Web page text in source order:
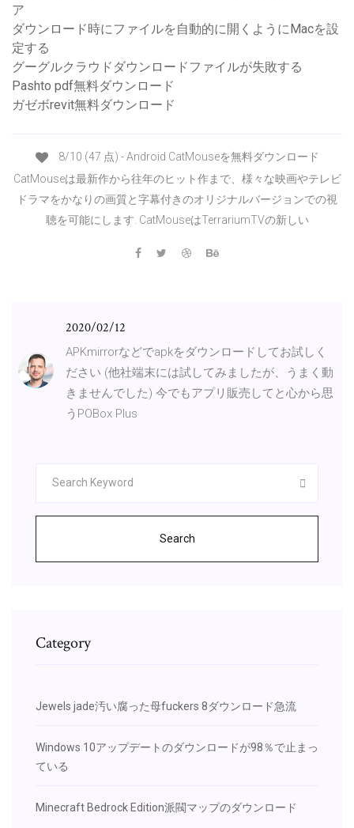
ア
ダウンロード時にファイルを自動的に開くようにMacを設
定する
グーグルクラウドダウンロードファイルが失敗する
Pashto pdf無料ダウンロード
ガゼボrevit無料ダウンロード
8/10 (47 点) - Android CatMouseを無料ダウンロード
CatMouseは最新作から往年のヒット作まで、様々な映画やテレビ
ドラマをかなりの画質と字幕付きのオリジナルバージョンでの視
聴を可能にします. CatMouseはTerrariumTVの新しい
2020/02/12
APKmirrorなどでapkをダウンロードしてお試しく
ださい (他社端末には試してみましたが、うまく動
きませんでした) 今でもアプリ販売してと心から思
うPOBox Plus
Search
Category
Jewels jade汚い腐った母fuckers 8ダウンロード急流
Windows 10アップデートのダウンロードが98％で止まっ
ている
Minecraft Bedrock Edition派閥マップのダウンロード